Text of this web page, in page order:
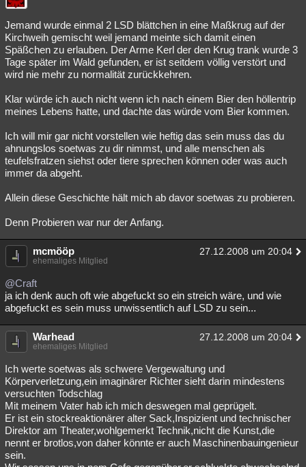
Jemand wurde einmal 2 LSD blättchen in eine Maßkrug auf der
Kirchweih gemischt weil jemand meinte sich damit einen
Späßchen zu erlauben. Der Arme Kerl der den Krug trank wurde 3
Tage später im Wald gefunden, er ist seitdem völlig verstört und
wird nie mehr zu normalität zurückkehren.
Klar würde ich auch nicht wenn ich nach einem Bier den höllentrip
meines Lebens hatte, und dachte das würde vom Bier kommen.
Ich will mir gar nicht vorstellen wie heftig das sein muss das du
ahnungslos soetwas zu dir nimmst, und alle menschen als
teufelsfratzen siehst oder tiere sprechen können oder was auch
immer da abgeht.
Allein diese Geschichte hält mich ab davor soetwas zu probieren.
Denn Probieren war nur der Anfang.
mcmööp 27.12.2008 um 20:04
ehemaliges Mitglied
@Craft
ja ich denk auch oft wie abgefuckt so ein streich wäre, und wie
abgefuckt es sein muss unwissentlich auf LSD zu sein...
Warhead 27.12.2008 um 20:04
ehemaliges Mitglied
Ich werte soetwas als schwere Vergewaltung und
Körperverletzung,ein imaginärer Richter sieht darin mindestens
versuchten Todschlag
Mit meinem Vater hab ich mich deswegen mal geprügelt.
Er ist ein stockreaktionärer alter Sack,Inspizient und technischer
Direktor am Theater,wohlgemerkt Technik,nicht die Kunst,die
nennt er brotlos,von daher könnte er auch Maschinenbauingenieur
sein.